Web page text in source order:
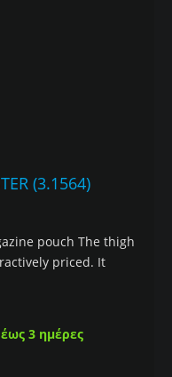
(3.1564)
pouch The thigh
priced. It
3 ημέρες